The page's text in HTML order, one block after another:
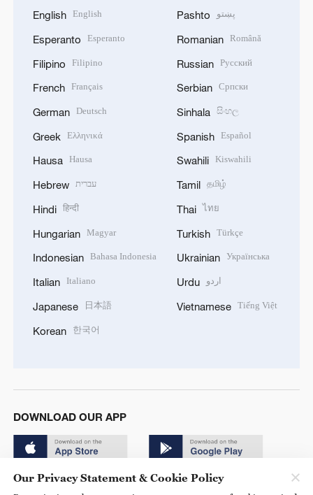
English English
Esperanto Esperanto
Filipino Filipino
French Français
German Deutsch
Greek Ελληνικά
Hausa Hausa
Hebrew עברית
Hindi हिन्दी
Hungarian Magyar
Indonesian Bahasa Indonesia
Italian Italiano
Japanese 日本語
Korean 한국어
Pashto پښتو
Romanian Română
Russian Русский
Serbian Српски
Sinhala සිංහල
Spanish Español
Swahili Kiswahili
Tamil தமிழ்
Thai ไทย
Turkish Türkçe
Ukrainian Українська
Urdu اردو
Vietnamese Tiếng Việt
DOWNLOAD OUR APP
Our Privacy Statement & Cookie Policy